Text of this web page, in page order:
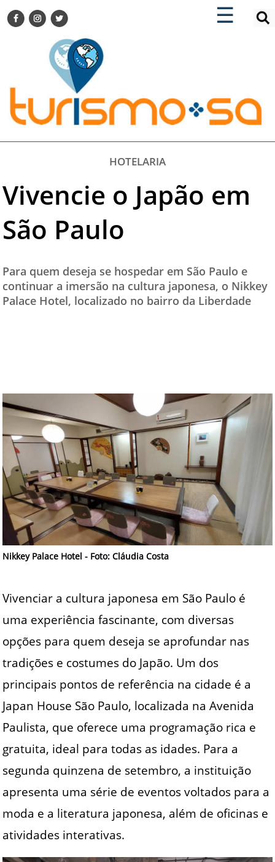
☰
×
TURISMO SA FOR BUSINESS
DESTINOS NACIONAIS
DESTINOS INTERNACIONAIS
CITY BREAK
TURISMO E MERCADO
EVENTOS
HOTELARIA
GASTRONOMIA
TURISMO SA TV
TESTADO E APROVADO
×
ENCONTRE SUA NOTÍCIA
HOTELARIA
Vivencie o Japão em
São Paulo
Para quem deseja se hospedar em São Paulo e
continuar a imersão na cultura japonesa, o Nikkey
Palace Hotel, localizado no bairro da Liberdade
Nikkey Palace Hotel - Foto: Cláudia Costa
Vivenciar a cultura japonesa em São Paulo é
uma experiência fascinante, com diversas
opções para quem deseja se aprofundar nas
tradições e costumes do Japão. Um dos
principais pontos de referência na cidade é a
Japan House São Paulo, localizada na Avenida
Paulista, que oferece uma programação rica e
gratuita, ideal para todas as idades. Para a
segunda quinzena de setembro, a instituição
apresenta uma série de eventos voltados para a
moda e a literatura japonesa, além de oficinas e
atividades interativas.